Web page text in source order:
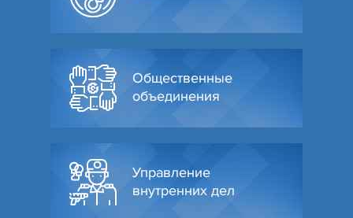
Общественные
объединения
Управление
внутренних дел